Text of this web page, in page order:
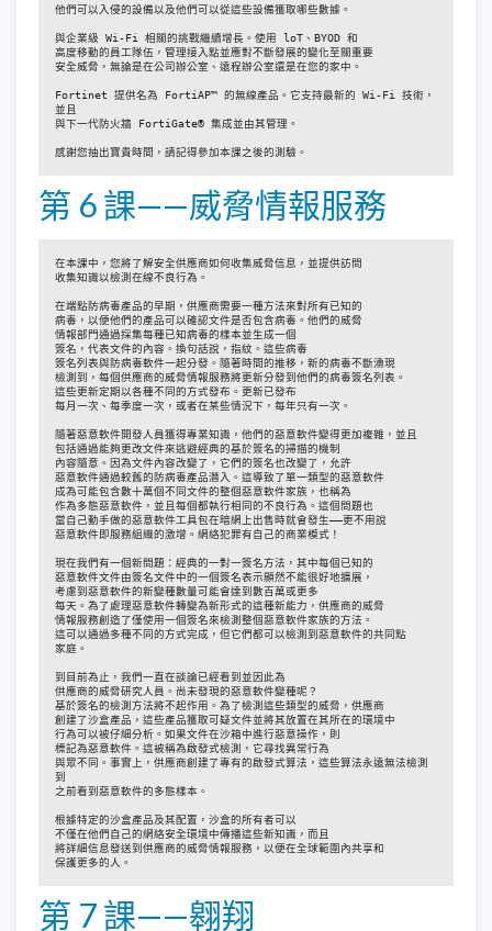
他們可以入侵的設備以及他們可以從這些設備獲取哪些數據。
與企業級 Wi-Fi 相關的挑戰繼續增長。使用 loT、BYOD 和
高度移動的員工隊伍，管理接入點並應對不斷發展的變化至關重要
安全威脅，無論是在公司辦公室、遠程辦公室還是在您的家中。
Fortinet 提供名為 FortiAP™ 的無線產品。它支持最新的 Wi-Fi 技術，
並且
與下一代防火牆 FortiGate® 集成並由其管理。
感謝您抽出寶貴時間，請記得參加本課之後的測驗。
第 6 課——威脅情報服務
在本課中，您將了解安全供應商如何收集威脅信息，並提供訪問
收集知識以檢測在線不良行為。
在端點防病毒產品的早期，供應商需要一種方法來對所有已知的
病毒，以便他們的產品可以確認文件是否包含病毒。他們的威脅
情報部門通過採集每種已知病毒的樣本並生成一個
簽名，代表文件的內容。換句話說，指紋。這些病毒
簽名列表與防病毒軟件一起分發。隨著時間的推移，新的病毒不斷湧現
檢測到，每個供應商的威脅情報服務將更新分發到他們的病毒簽名列表。
這些更新定期以各種不同的方式發布。更新已發布
每月一次、每季度一次，或者在某些情況下，每年只有一次。
隨著惡意軟件開發人員獲得專業知識，他們的惡意軟件變得更加複雜，並且
包括通過能夠更改文件來逃避經典的基於簽名的掃描的機制
內容隨意。因為文件內容改變了，它們的簽名也改變了，允許
惡意軟件通過較舊的防病毒產品潛入。這導致了單一類型的惡意軟件
成為可能包含數十萬個不同文件的整個惡意軟件家族，也稱為
作為多態惡意軟件，並且每個都執行相同的不良行為。這個問題也
當自己動手做的惡意軟件工具包在暗網上出售時就會發生——更不用說
惡意軟件即服務組織的激增。網絡犯罪有自己的商業模式！
現在我們有一個新問題：經典的一對一簽名方法，其中每個已知的
惡意軟件文件由簽名文件中的一個簽名表示顯然不能很好地擴展，
考慮到惡意軟件的新變種數量可能會達到數百萬或更多
每天。為了處理惡意軟件轉變為新形式的這種新能力，供應商的威脅
情報服務創造了僅使用一個簽名來檢測整個惡意軟件家族的方法。
這可以通過多種不同的方式完成，但它們都可以檢測到惡意軟件的共同點
家庭。
到目前為止，我們一直在談論已經看到並因此為
供應商的威脅研究人員。尚未發現的惡意軟件變種呢？
基於簽名的檢測方法將不起作用。為了檢測這些類型的威脅，供應商
創建了沙盒產品，這些產品獲取可疑文件並將其放置在其所在的環境中
行為可以被仔細分析。如果文件在沙箱中進行惡意操作，則
標記為惡意軟件。這被稱為啟發式檢測，它尋找異常行為
與眾不同。事實上，供應商創建了專有的啟發式算法，這些算法永遠無法檢測
到
之前看到惡意軟件的多態樣本。
根據特定的沙盒產品及其配置，沙盒的所有者可以
不僅在他們自己的網絡安全環境中傳播這些新知識，而且
將詳細信息發送到供應商的威脅情報服務，以便在全球範圍內共享和
保護更多的人。
第 7 課——翱翔